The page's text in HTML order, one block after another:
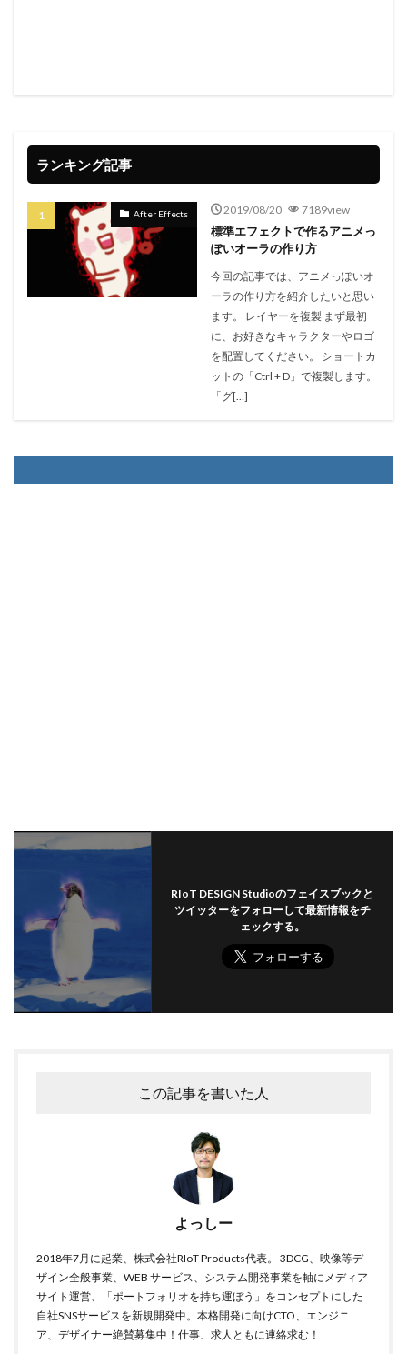
ランキング記事
After Effects 2019/08/20 7189view
標準エフェクトで作るアニメっ
ぽいオーラの作り方
今回の記事では、アニメっぽいオ
ーラの作り方を紹介したいと思い
ます。 レイヤーを複製 まず最初
に、お好きなキャラクターやロゴ
を配置してください。 ショートカ
ットの「Ctrl + D」で複製します。
「グ[…]
RIoT DESIGN Studioのフェイスブックと
ツイッターをフォローして最新情報をチ
ェックする。
この記事を書いた人
よっしー
2018年7月に起業、株式会社RIoT Products代表。 3DCG、映像等デ
ザイン全般事業、WEB サービス、システム開発事業を軸にメディア
サイト運営、「ポートフォリオを持ち運ぼう」をコンセプトにした
自社SNSサービスを新規開発中。本格開発に向けCTO、エンジニ
ア、デザイナー絶賛募集中！仕事、求人ともに連絡求む！